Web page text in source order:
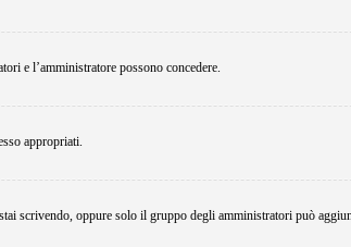
e l’amministratore possono concedere.
appropriati.
scrivendo, oppure solo il gruppo degli amministratori può